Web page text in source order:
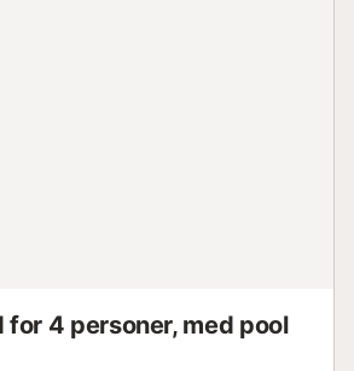
for 4 personer, med pool